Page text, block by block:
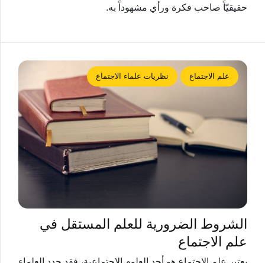
حقيقيّاً صاحب فكرة ورأي مشهوداً به.
علم الاجتماع نظريات علماء الاجتماع
الشروط الضرورية للعلم المستقل في
علم الاجتماع